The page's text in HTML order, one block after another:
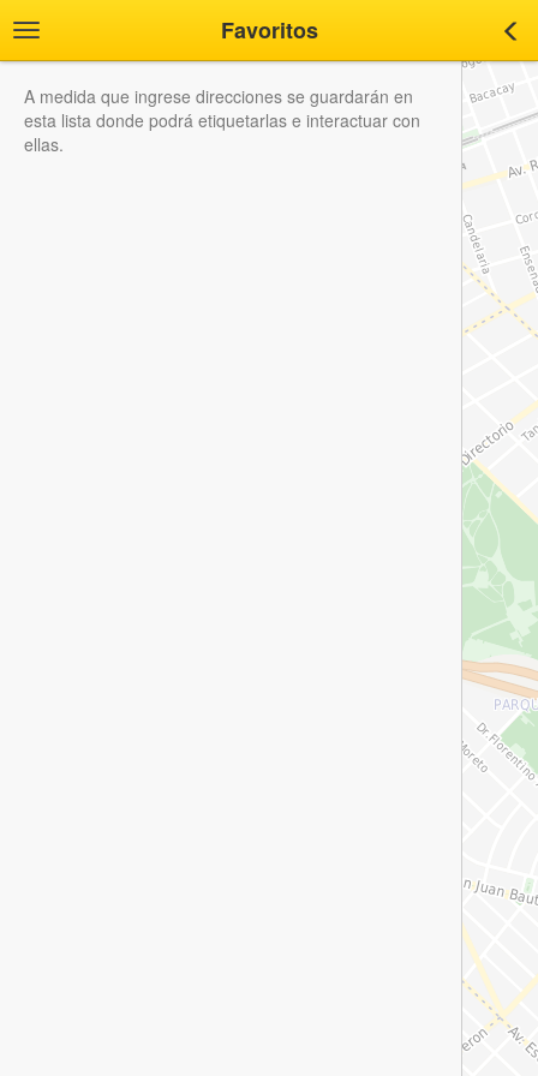
Toggle
navigation
Favoritos
A medida que ingrese direcciones se guardarán en
esta lista donde podrá etiquetarlas e interactuar con
ellas.